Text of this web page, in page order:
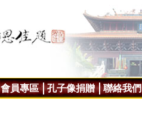
會員專區 孔子像捐贈 聯絡我們